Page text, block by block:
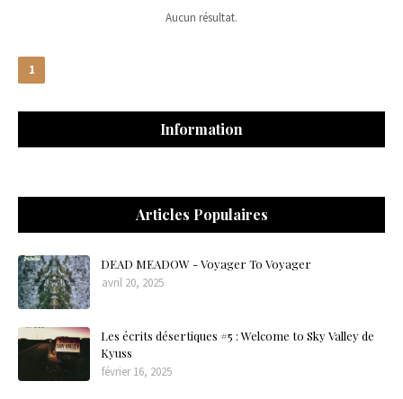
Aucun résultat.
1
Information
Articles Populaires
DEAD MEADOW - Voyager To Voyager
avril 20, 2025
Les écrits désertiques #5 : Welcome to Sky Valley de
Kyuss
février 16, 2025